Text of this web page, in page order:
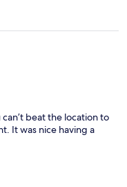
beat the location to
It was nice having a